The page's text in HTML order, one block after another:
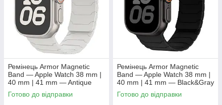
Ремінець Armor Magnetic
Band — Apple Watch 38 mm |
40 mm | 41 mm — Antique
white
Готово до відправки
Ремінець Armor Magnetic
Band — Apple Watch 38 mm |
40 mm | 41 mm — Black&Gray
Готово до відправки